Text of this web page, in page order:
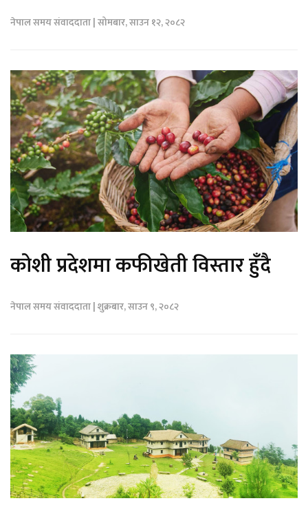
नेपाल समय संवाददाता | सोमबार, साउन १२, २०८२
कोशी प्रदेशमा कफीखेती विस्तार हुँदै
नेपाल समय संवाददाता | शुक्रबार, साउन ९, २०८२